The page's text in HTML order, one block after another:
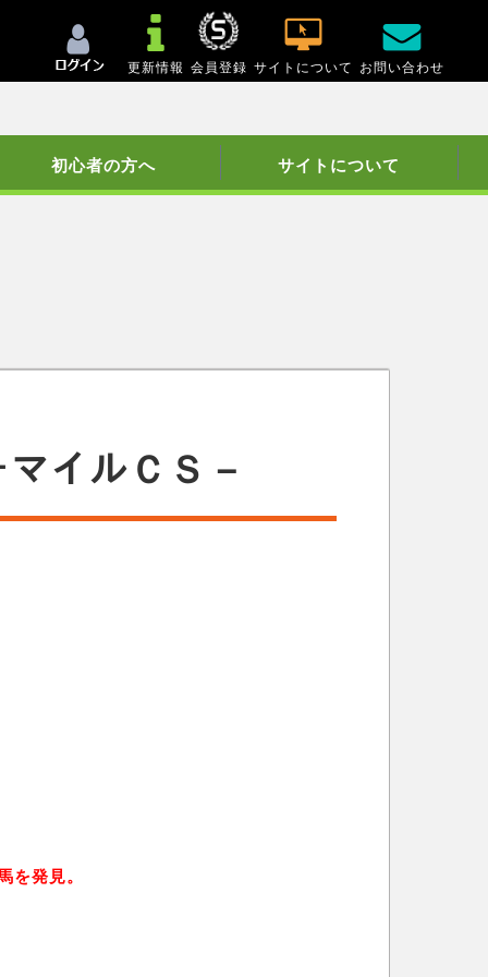
更新情報 会員登録 サイトについて お問い合わせ
初心者の方へ サイトについて
イルＣＳ－
を発見。